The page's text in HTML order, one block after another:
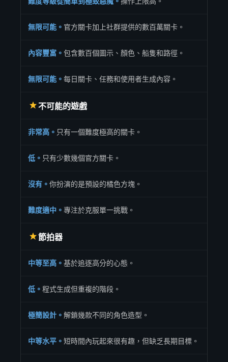
無限可能。 官方關卡加上社群提供的數百萬關卡。
內容豐富。 包含數百個圖示、顏色、船隻和路徑。
無限可能。 每日關卡、任務和使用者生成內容。
不可能的遊戲
非常高。 只有一個難度極高的關卡。
低。 只有少數幾個官方關卡。
沒有。 你扮演的是預設的橘色方塊。
難度適中。 專注於克服單一挑戰。
節拍器
中等至高。 基於追逐高分的心態。
低。 程式生成但重複的階段。
極簡設計。 解鎖幾款不同的角色造型。
中等水平。 短時間內玩起來很有趣，但缺乏長期目標。